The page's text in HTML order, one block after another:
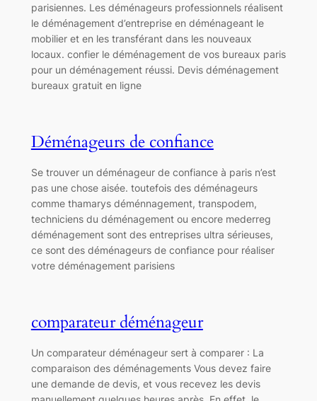
parisiennes. Les déménageurs professionnels réalisent
le déménagement d’entreprise en déménageant le
mobilier et en les transférant dans les nouveaux
locaux. confier le déménagement de vos bureaux paris
pour un déménagement réussi. Devis déménagement
bureaux gratuit en ligne
Déménageurs de confiance
Se trouver un déménageur de confiance à paris n’est
pas une chose aisée. toutefois des déménageurs
comme thamarys déménnagement, transpodem,
techniciens du déménagement ou encore mederreg
déménagement sont des entreprises ultra sérieuses,
ce sont des déménageurs de confiance pour réaliser
votre déménagement parisiens
comparateur déménageur
Un comparateur déménageur sert à comparer : La
comparaison des déménagements Vous devez faire
une demande de devis, et vous recevez les devis